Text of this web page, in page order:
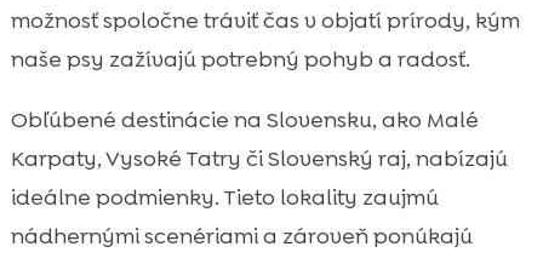
možnosť spoločne tráviť čas v objatí prírody, kým
naše psy zažívajú potrebný pohyb a radosť.
Obľúbené destinácie na Slovensku, ako Malé
Karpaty, Vysoké Tatry či Slovenský raj, nabízajú
ideálne podmienky. Tieto lokality zaujmú
nádhernými scenériami a zároveň ponúkajú